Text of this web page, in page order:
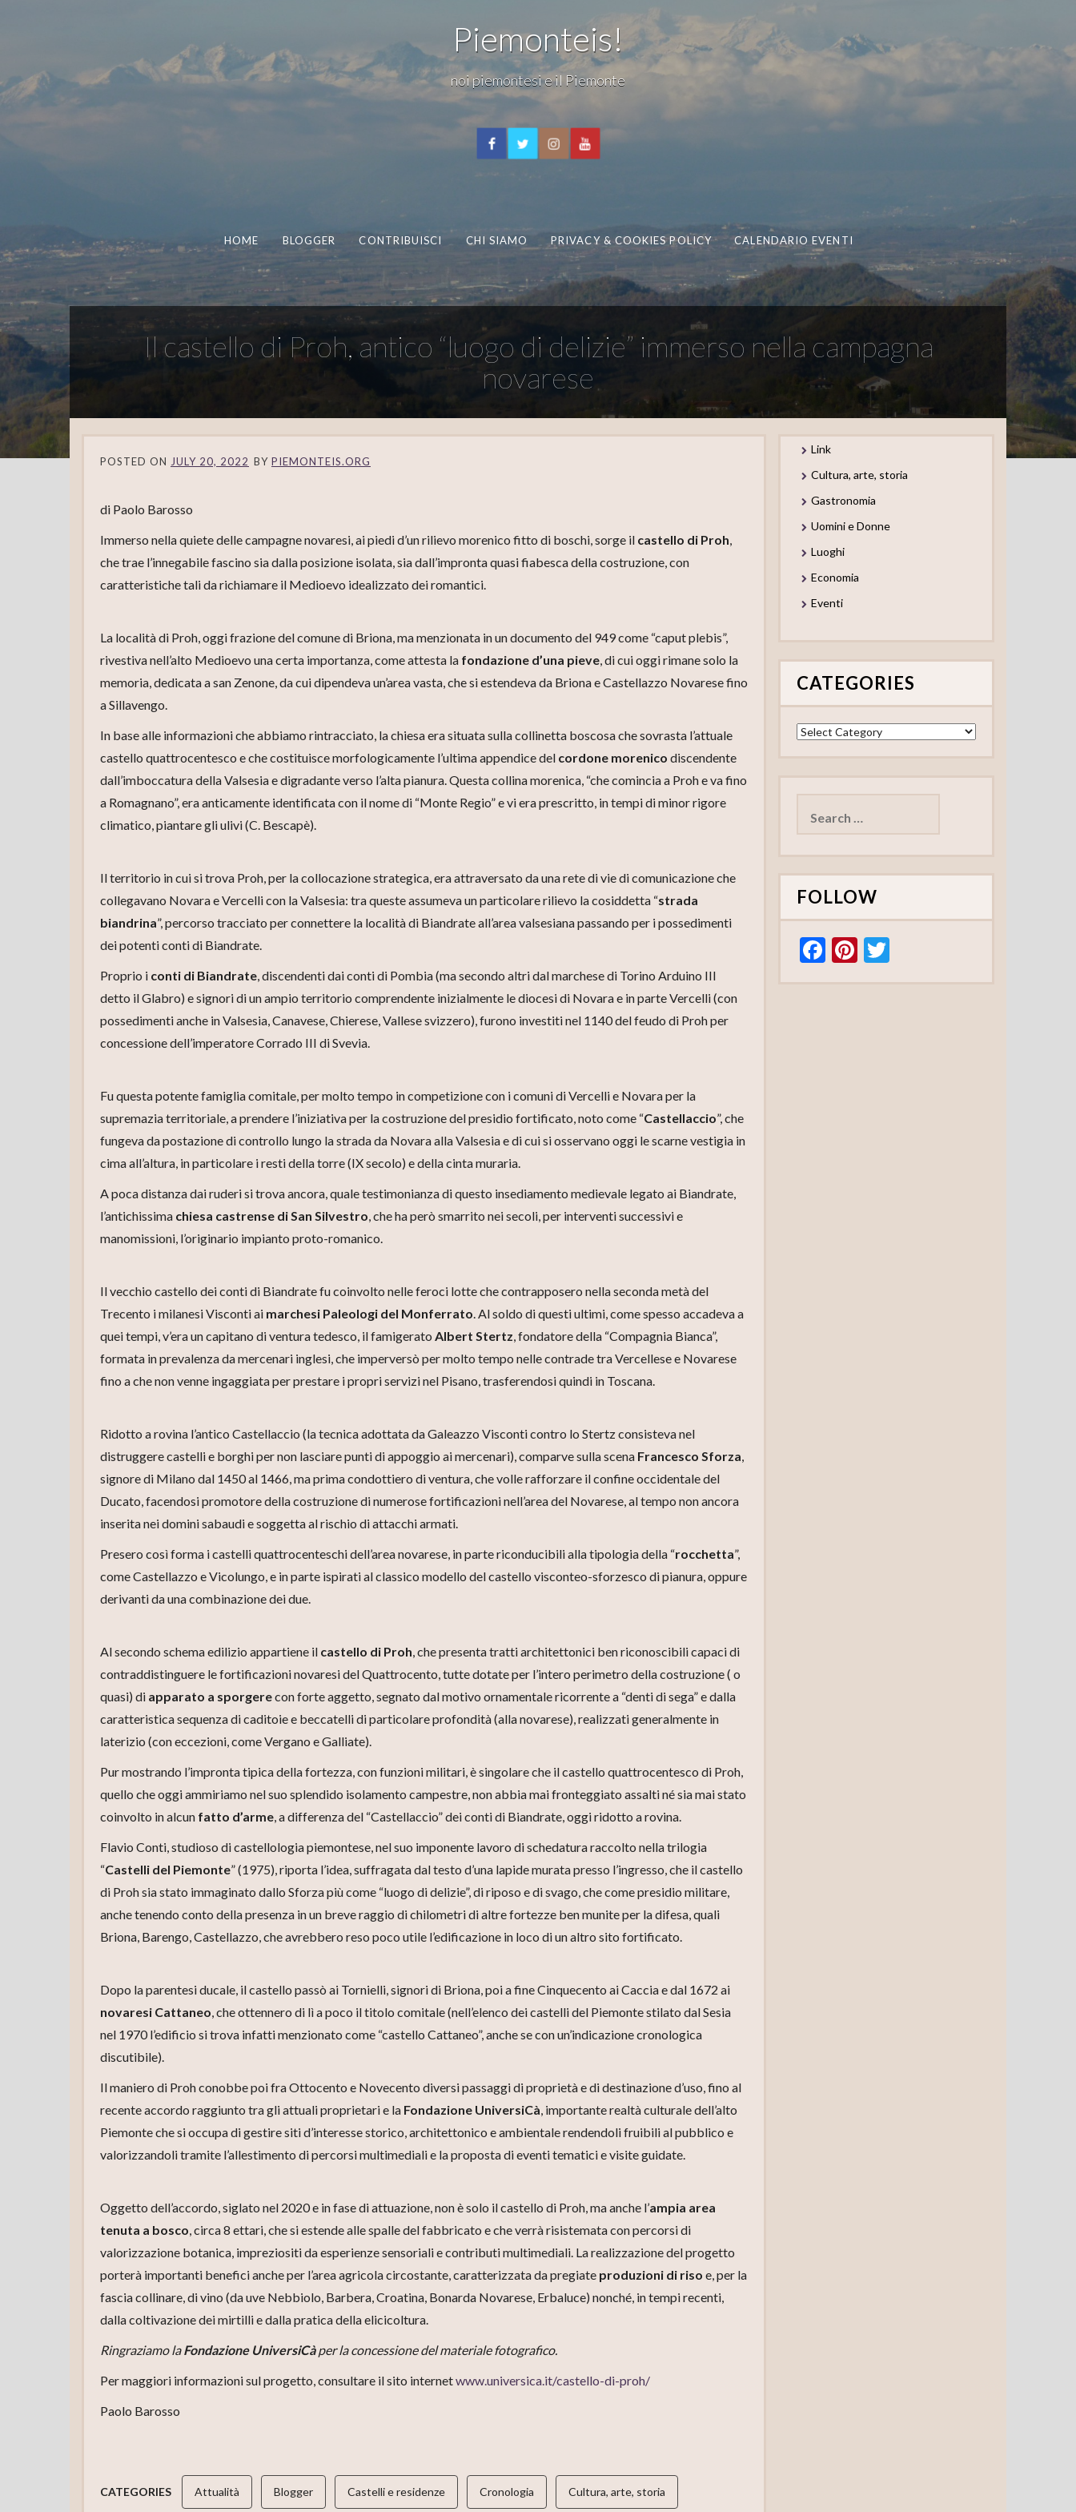
Piemonteis!
noi piemontesi e il Piemonte
HOME BLOGGER CONTRIBUISCI CHI SIAMO PRIVACY & COOKIES POLICY CALENDARIO EVENTI
Il castello di Proh, antico “luogo di delizie” immerso nella campagna
novarese
POSTED ON JULY 20, 2022 BY PIEMONTEIS.ORG
di Paolo Barosso
Immerso nella quiete delle campagne novaresi, ai piedi d’un rilievo morenico fitto di boschi, sorge il castello di Proh,
che trae l’innegabile fascino sia dalla posizione isolata, sia dall’impronta quasi fiabesca della costruzione, con
caratteristiche tali da richiamare il Medioevo idealizzato dei romantici.
La località di Proh, oggi frazione del comune di Briona, ma menzionata in un documento del 949 come “caput plebis”,
rivestiva nell’alto Medioevo una certa importanza, come attesta la fondazione d’una pieve, di cui oggi rimane solo la
memoria, dedicata a san Zenone, da cui dipendeva un’area vasta, che si estendeva da Briona e Castellazzo Novarese fino
a Sillavengo.
In base alle informazioni che abbiamo rintracciato, la chiesa era situata sulla collinetta boscosa che sovrasta l’attuale
castello quattrocentesco e che costituisce morfologicamente l’ultima appendice del cordone morenico discendente
dall’imboccatura della Valsesia e digradante verso l’alta pianura. Questa collina morenica, “che comincia a Proh e va fino
a Romagnano”, era anticamente identificata con il nome di “Monte Regio” e vi era prescritto, in tempi di minor rigore
climatico, piantare gli ulivi (C. Bescapè).
Il territorio in cui si trova Proh, per la collocazione strategica, era attraversato da una rete di vie di comunicazione che
collegavano Novara e Vercelli con la Valsesia: tra queste assumeva un particolare rilievo la cosiddetta “strada
biandrina”, percorso tracciato per connettere la località di Biandrate all’area valsesiana passando per i possedimenti
dei potenti conti di Biandrate.
Proprio i conti di Biandrate, discendenti dai conti di Pombia (ma secondo altri dal marchese di Torino Arduino III
detto il Glabro) e signori di un ampio territorio comprendente inizialmente le diocesi di Novara e in parte Vercelli (con
possedimenti anche in Valsesia, Canavese, Chierese, Vallese svizzero), furono investiti nel 1140 del feudo di Proh per
concessione dell’imperatore Corrado III di Svevia.
Fu questa potente famiglia comitale, per molto tempo in competizione con i comuni di Vercelli e Novara per la
supremazia territoriale, a prendere l’iniziativa per la costruzione del presidio fortificato, noto come “Castellaccio”, che
fungeva da postazione di controllo lungo la strada da Novara alla Valsesia e di cui si osservano oggi le scarne vestigia in
cima all’altura, in particolare i resti della torre (IX secolo) e della cinta muraria.
A poca distanza dai ruderi si trova ancora, quale testimonianza di questo insediamento medievale legato ai Biandrate,
l’antichissima chiesa castrense di San Silvestro, che ha però smarrito nei secoli, per interventi successivi e
manomissioni, l’originario impianto proto-romanico.
Il vecchio castello dei conti di Biandrate fu coinvolto nelle feroci lotte che contrapposero nella seconda metà del
Trecento i milanesi Visconti ai marchesi Paleologi del Monferrato. Al soldo di questi ultimi, come spesso accadeva a
quei tempi, v’era un capitano di ventura tedesco, il famigerato Albert Stertz, fondatore della “Compagnia Bianca”,
formata in prevalenza da mercenari inglesi, che imperversò per molto tempo nelle contrade tra Vercellese e Novarese
fino a che non venne ingaggiata per prestare i propri servizi nel Pisano, trasferendosi quindi in Toscana.
Ridotto a rovina l’antico Castellaccio (la tecnica adottata da Galeazzo Visconti contro lo Stertz consisteva nel
distruggere castelli e borghi per non lasciare punti di appoggio ai mercenari), comparve sulla scena Francesco Sforza,
signore di Milano dal 1450 al 1466, ma prima condottiero di ventura, che volle rafforzare il confine occidentale del
Ducato, facendosi promotore della costruzione di numerose fortificazioni nell’area del Novarese, al tempo non ancora
inserita nei domini sabaudi e soggetta al rischio di attacchi armati.
Presero così forma i castelli quattrocenteschi dell’area novarese, in parte riconducibili alla tipologia della “rocchetta”,
come Castellazzo e Vicolungo, e in parte ispirati al classico modello del castello visconteo-sforzesco di pianura, oppure
derivanti da una combinazione dei due.
Al secondo schema edilizio appartiene il castello di Proh, che presenta tratti architettonici ben riconoscibili capaci di
contraddistinguere le fortificazioni novaresi del Quattrocento, tutte dotate per l’intero perimetro della costruzione ( o
quasi) di apparato a sporgerecon forte aggetto, segnato dal motivo ornamentale ricorrente a “denti di sega” e dalla
caratteristica sequenza di caditoie e beccatelli di particolare profondità (alla novarese), realizzati generalmente in
laterizio (con eccezioni, come Vergano e Galliate).
Pur mostrando l’impronta tipica della fortezza, con funzioni militari, è singolare che il castello quattrocentesco di Proh,
quello che oggi ammiriamo nel suo splendido isolamento campestre, non abbia mai fronteggiato assalti né sia mai stato
coinvolto in alcun fatto d’arme, a differenza del “Castellaccio” dei conti di Biandrate, oggi ridotto a rovina.
Flavio Conti, studioso di castellologia piemontese, nel suo imponente lavoro di schedatura raccolto nella trilogia
“Castelli del Piemonte” (1975), riporta l’idea, suffragata dal testo d’una lapide murata presso l’ingresso, che il castello
di Proh sia stato immaginato dallo Sforza più come “luogo di delizie”, di riposo e di svago, che come presidio militare,
anche tenendo conto della presenza in un breve raggio di chilometri di altre fortezze ben munite per la difesa, quali
Briona, Barengo, Castellazzo, che avrebbero reso poco utile l’edificazione in loco di un altro sito fortificato.
Dopo la parentesi ducale, il castello passò ai Tornielli, signori di Briona, poi a fine Cinquecento ai Caccia e dal 1672 ai
novaresi Cattaneo, che ottennero di lì a poco il titolo comitale (nell’elenco dei castelli del Piemonte stilato dal Sesia
nel 1970 l’edificio si trova infatti menzionato come “castello Cattaneo”, anche se con un’indicazione cronologica
discutibile).
Il maniero di Proh conobbe poi fra Ottocento e Novecento diversi passaggi di proprietà e di destinazione d’uso, fino al
recente accordo raggiunto tra gli attuali proprietari e la Fondazione UniversiCà, importante realtà culturale dell’alto
Piemonte che si occupa di gestire siti d’interesse storico, architettonico e ambientale rendendoli fruibili al pubblico e
valorizzandoli tramite l’allestimento di percorsi multimediali e la proposta di eventi tematici e visite guidate.
Oggetto dell’accordo, siglato nel 2020 e in fase di attuazione, non è solo il castello di Proh, ma anche l’ampia area
tenuta a bosco, circa 8 ettari, che si estende alle spalle del fabbricato e che verrà risistemata con percorsi di
valorizzazione botanica, impreziositi da esperienze sensoriali e contributi multimediali. La realizzazione del progetto
porterà importanti benefici anche per l’area agricola circostante, caratterizzata da pregiate produzioni di riso e, per la
fascia collinare, di vino (da uve Nebbiolo, Barbera, Croatina, Bonarda Novarese, Erbaluce) nonché, in tempi recenti,
dalla coltivazione dei mirtilli e dalla pratica della elicicoltura.
Ringraziamo laFondazione UniversiCàper la concessione del materiale fotografico.
Per maggiori informazioni sul progetto, consultare il sito internetwww.universica.it/castello-di-proh/
Paolo Barosso
CATEGORIES Attualità Blogger Castelli e residenze Cronologia Cultura, arte, storia
Link
Cultura, arte, storia
Gastronomia
Uomini e Donne
Luoghi
Economia
Eventi
CATEGORIES
Categories
FOLLOW
F
ac
Pi
nt w